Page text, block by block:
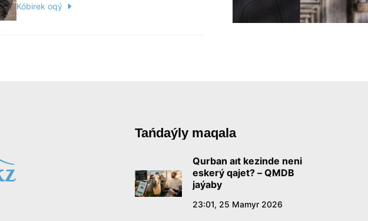
Kóbirek oqý
Tańdaýly maqala
Qurban aıt kezinde neni
eskerý qajet? – QMDB
jaýaby
23:01, 25 Mamyr 2026